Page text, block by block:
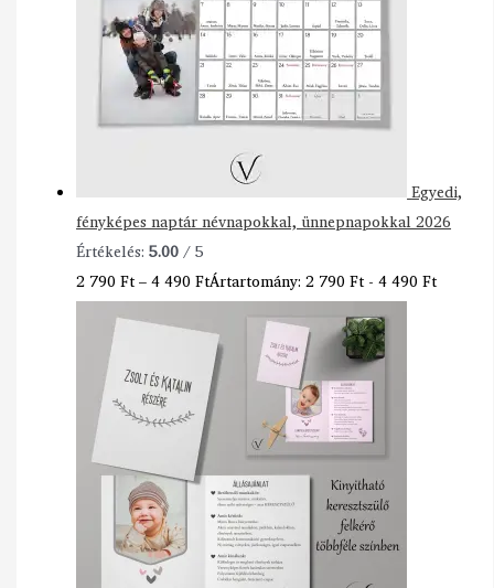
Egyedi,
fényképes naptár névnapokkal, ünnepnapokkal 2026
Értékelés:5.00/ 5
2 790Ft–4 490FtÁrtartomány: 2 790 Ft - 4 490 Ft